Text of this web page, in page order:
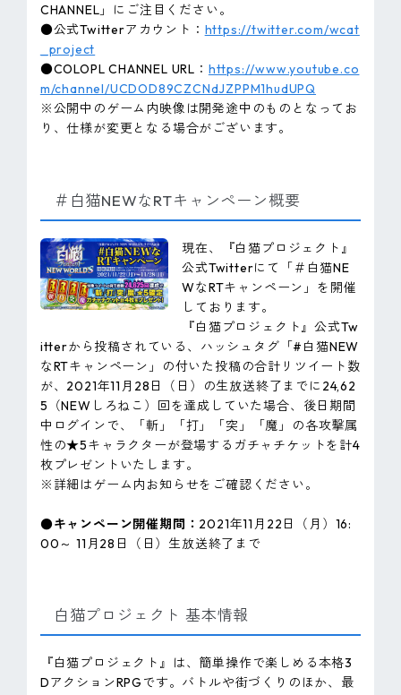
CHANNEL」にご注目ください。
●公式Twitterアカウント： https://twitter.com/wcat
_project
●COLOPL CHANNEL URL： https://www.youtube.co
m/channel/UCDOD89CZCNdJZPPM1hudUPQ
※公開中のゲーム内映像は開発途中のものとなってお
り、仕様が変更となる場合がございます。
＃白猫NEWなRTキャンペーン概要
現在、『白猫プロジェクト』
公式Twitterにて「＃白猫NE
WなRTキャンペーン」を開催
しております。
『白猫プロジェクト』公式Tw
itterから投稿されている、ハッシュタグ「#白猫NEW
なRTキャンペーン」の付いた投稿の合計リツイート数
が、2021年11月28日（日）の生放送終了までに24,62
5（NEWしろねこ）回を達成していた場合、後日期間
中ログインで、「斬」「打」「突」「魔」の各攻撃属
性の★5キャラクターが登場するガチャチケットを計4
枚プレゼントいたします。
※詳細はゲーム内お知らせをご確認ください。
●キャンペーン開催期間： 2021年11月22日（月）16:
00～ 11月28日（日）生放送終了まで
白猫プロジェクト 基本情報
『白猫プロジェクト』は、簡単操作で楽しめる本格3
DアクションRPGです。バトルや街づくりのほか、最